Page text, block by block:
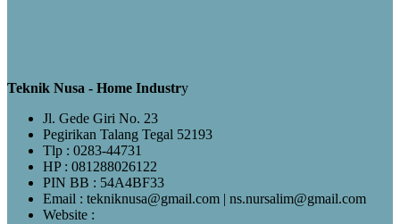
Teknik Nusa - Home Industry
Jl. Gede Giri No. 23
Pegirikan Talang Tegal 52193
Tlp : 0283-44731
HP : 081288026122
PIN BB : 54A4BF33
Email : tekniknusa@gmail.com | ns.nursalim@gmail.com
Website :